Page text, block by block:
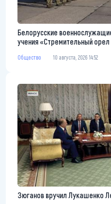
Белорусские
учения «Стремительный орел
Общество 10 августа, 2026 14:52
Зюганов вручил Лукашенко